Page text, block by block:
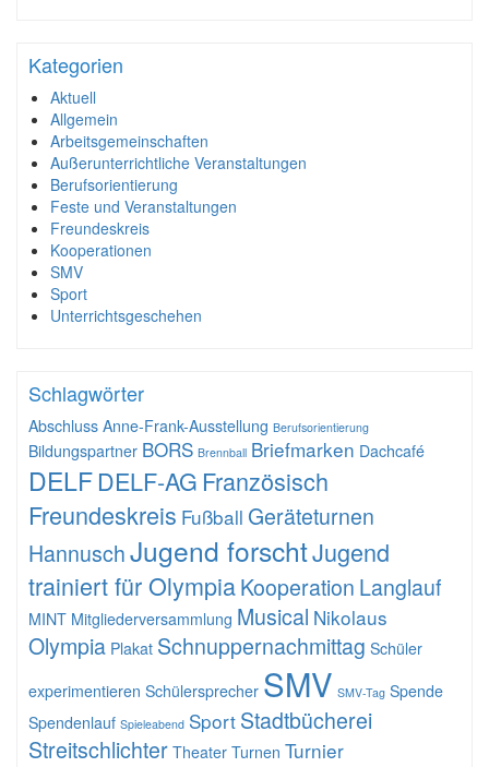
Kategorien
Aktuell
Allgemein
Arbeitsgemeinschaften
Außerunterrichtliche Veranstaltungen
Berufsorientierung
Feste und Veranstaltungen
Freundeskreis
Kooperationen
SMV
Sport
Unterrichtsgeschehen
Schlagwörter
Abschluss Anne-Frank-Ausstellung Berufsorientierung
Bildungspartner BORS Brennball Briefmarken Dachcafé
DELFDELF-AG Französisch
Freundeskreis Fußball Geräteturnen
HannuschJugend forschtJugend
trainiert für OlympiaKooperation Langlauf
MINT Mitgliederversammlung Musical Nikolaus
Olympia Plakat Schnuppernachmittag Schüler
experimentieren Schülersprecher SMV SMV-Tag Spende
Spendenlauf Spieleabend Sport Stadtbücherei
Streitschlichter Theater Turnen Turnier